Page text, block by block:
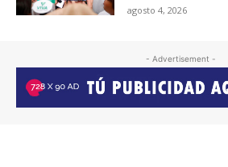
agosto 4, 2026
- Advertisement -